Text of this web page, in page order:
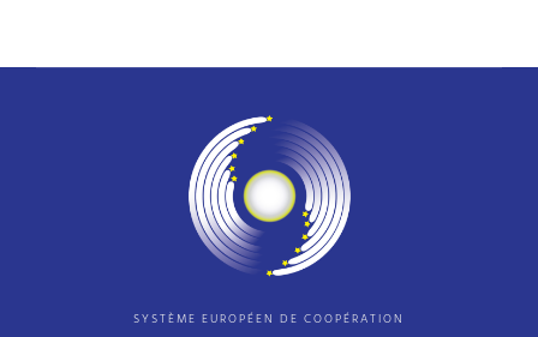
SYSTÈME EUROPÉEN DE COOPÉRATION